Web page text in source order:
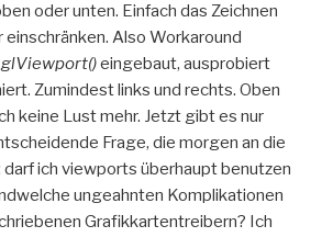
oder unten. Einfach das Zeichnen
Also Workaround
glViewport()eingebaut, ausprobiert
Zumindest links und rechts. Oben
keine Lust mehr. Jetzt gibt es nur
Frage, die morgen an die
ich viewports überhaupt benutzen
ungeahnten Komplikationen
Grafikkartentreibern? Ich